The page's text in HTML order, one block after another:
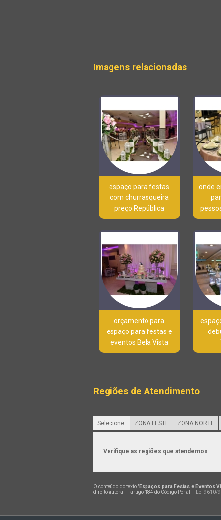
Imagens relacionadas
espaço para festas
com churrasqueira
preço República
onde
orçamento para
espaço para festas e
eventos Bela Vista
Regiões de Atendimento
Selecione: ZONA LESTE ZONA NORTE
Verifique as regiões que atendemos
O conteúdo do texto "Espaços para Festas e Eventos
direito autoral – artigo 184 do Código Penal –
Lei 9610/